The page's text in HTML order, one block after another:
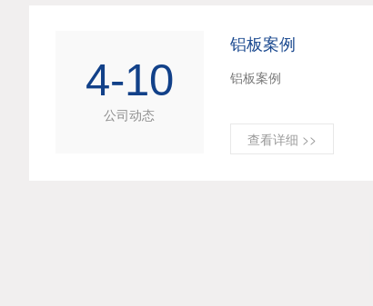
4-10
公司动态
铝板案例
铝板案例
查看详细 >>